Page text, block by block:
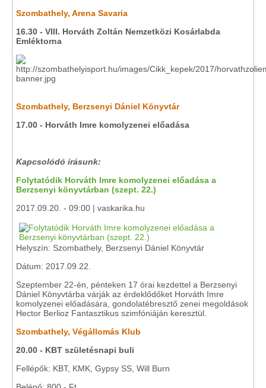
Szombathely, Arena Savaria
16.30 - VIII. Horváth Zoltán Nemzetközi Kosárlabda
Emléktorna
Szombathely, Berzsenyi Dániel Könyvtár
17.00 - Horváth Imre komolyzenei előadása
Kapcsolódó írásunk:
Folytatódik Horváth Imre komolyzenei előadása a
Berzsenyi könyvtárban (szept. 22.)
2017.09.20. - 09:00 | vaskarika.hu
Helyszín: Szombathely, Berzsenyi Dániel Könyvtár
Dátum: 2017.09.22.
Szeptember 22-én, pénteken 17 órai kezdettel a Berzsenyi
Dániel Könyvtárba várják az érdeklődőket Horváth Imre
komolyzenei előadására, gondolatébresztő zenei megoldások
Hector Berlioz Fantasztikus szimfóniáján keresztül.
Szombathely, Végállomás Klub
20.00 - KBT születésnapi buli
Fellépők: KBT, KMK, Gypsy SS, Will Burn